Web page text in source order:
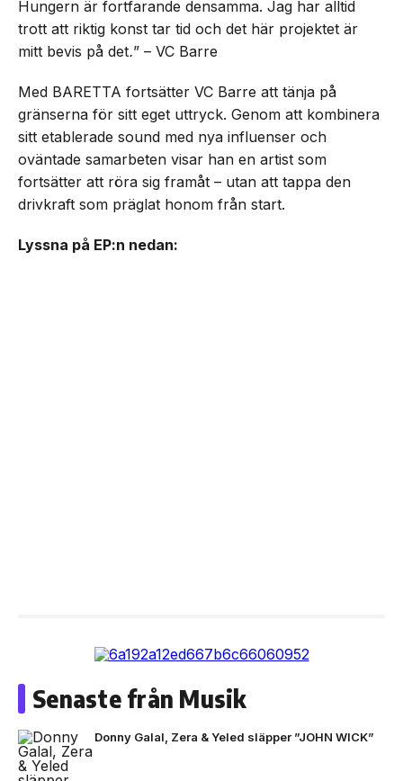
Hungern är fortfarande densamma. Jag har alltid
trott att riktig konst tar tid och det här projektet är
mitt bevis på det.” – VC Barre
Med BARETTA fortsätter VC Barre att tänja på
gränserna för sitt eget uttryck. Genom att kombinera
sitt etablerade sound med nya influenser och
oväntade samarbeten visar han en artist som
fortsätter att röra sig framåt – utan att tappa den
drivkraft som präglat honom från start.
Lyssna på EP:n nedan:
Senaste från Musik
Donny Galal, Zera & Yeled släpper ”JOHN WICK”